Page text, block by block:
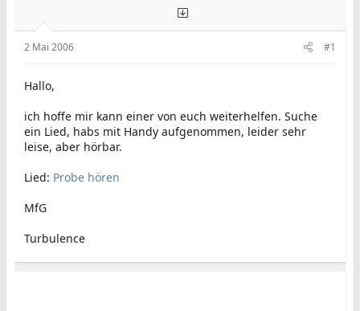
e
r
t
2 Mai 2006 #1
Hallo,
ich hoffe mir kann einer von euch weiterhelfen. Suche
ein Lied, habs mit Handy aufgenommen, leider sehr
leise, aber hörbar.
Lied: Probe hören
MfG
Turbulence